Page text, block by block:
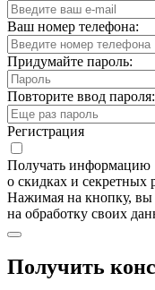
Ваш номер телефона:
Придумайте пароль:
Повторите ввод пароля:
Регистрация
Получать информацию
о скидках и секретных
Нажимая на кнопку, вы
на обработку своих
Получить